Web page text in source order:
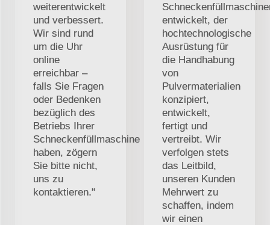
weiterentwickelt
und verbessert.
Wir sind rund
um die Uhr
online
erreichbar –
falls Sie Fragen
oder Bedenken
bezüglich des
Betriebs Ihrer
Schneckenfüllmaschine
haben, zögern
Sie bitte nicht,
uns zu
kontaktieren."
entwickelt, der
hochtechnologische
Ausrüstung für
die Handhabung
von
Pulvermaterialien
konzipiert,
entwickelt,
fertigt und
vertreibt. Wir
verfolgen stets
das Leitbild,
unseren Kunden
Mehrwert zu
schaffen, indem
wir einen